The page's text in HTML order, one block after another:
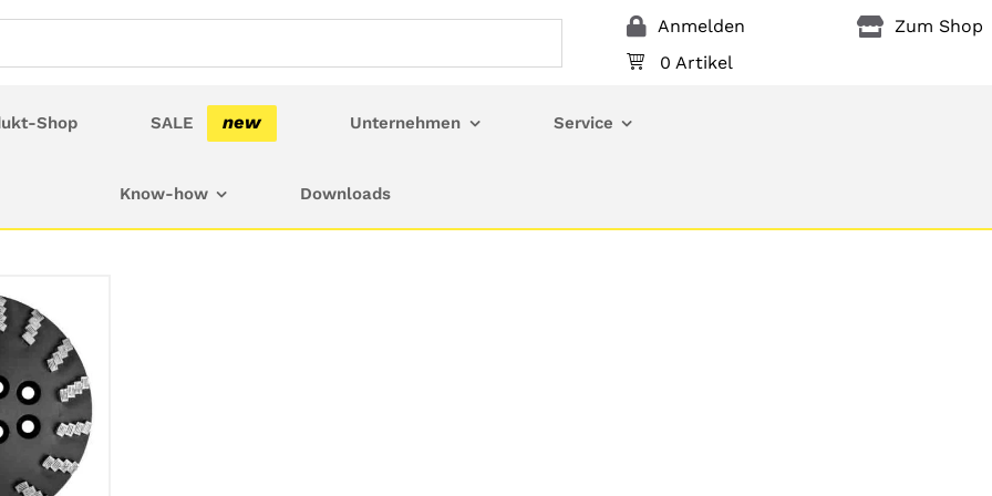
Anmelden
Zum Shop
0 Artikel
Shop SALE new Unternehmen Service
Know-how Downloads